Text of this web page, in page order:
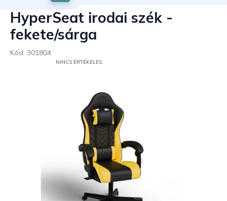
HyperSeat irodai szék -
fekete/sárga
Kód: 301804
NINCS ÉRTÉKELÉS